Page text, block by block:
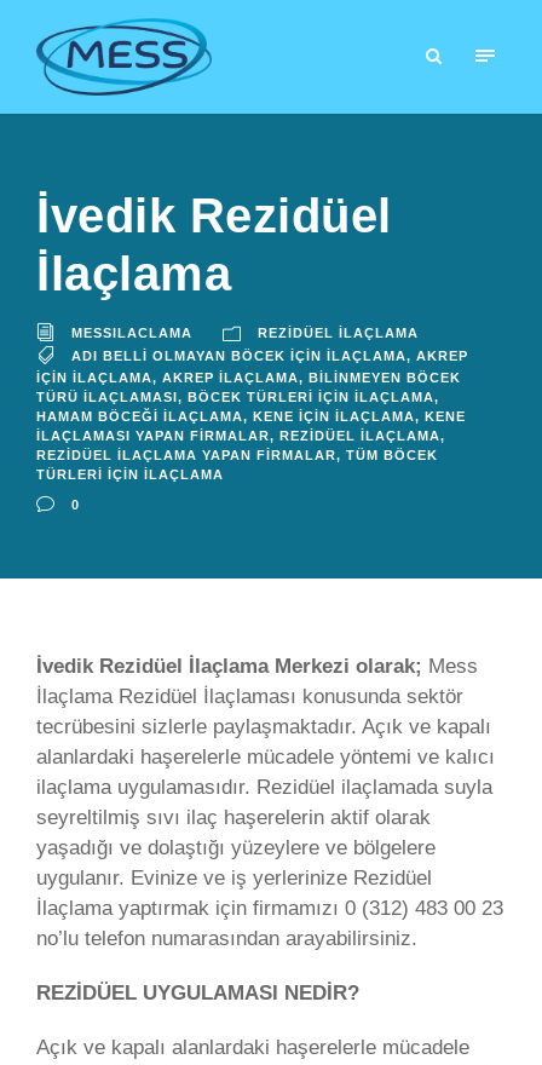
İvedik Rezidüel
İlaçlama
MESSILACLAMA
REZIDÜEL İLAÇLAMA
ADI BELLI OLMAYAN BÖCEK İÇIN İLAÇLAMA, AKREP
İÇIN İLAÇLAMA, AKREP İLAÇLAMA, BILINMEYEN BÖCEK
TÜRÜ İLAÇLAMASI , BÖCEK TÜRLERI İÇIN İLAÇLAMA,
HAMAM BÖCEĞI İLAÇLAMA, KENE İÇIN İLAÇLAMA, KENE
İLAÇLAMASI YAPAN FIRMALAR, REZIDÜEL İLAÇLAMA,
REZIDÜEL İLAÇLAMA YAPAN FIRMALAR, TÜM BÖCEK
TÜRLERI İÇIN İLAÇLAMA
0
İvedik Rezidüel İlaçlama Merkezi olarak; Mess
İlaçlama Rezidüel İlaçlaması konusunda sektör
tecrübesini sizlerle paylaşmaktadır. Açık ve kapalı
alanlardaki haşerelerle mücadele yöntemi ve kalıcı
ilaçlama uygulamasıdır. Rezidüel ilaçlamada suyla
seyreltilmiş sıvı ilaç haşerelerin aktif olarak
yaşadığı ve dolaştığı yüzeylere ve bölgelere
uygulanır. Evinize ve iş yerlerinize Rezidüel
İlaçlama yaptırmak için firmamızı 0 (312) 483 00 23
no’lu telefon numarasından arayabilirsiniz.
REZİDÜEL UYGULAMASI NEDİR?
Açık ve kapalı alanlardaki haşerelerle mücadele